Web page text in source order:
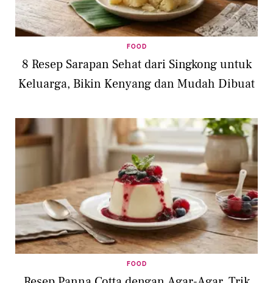
FOOD
8 Resep Sarapan Sehat dari Singkong untuk
Keluarga, Bikin Kenyang dan Mudah Dibuat
FOOD